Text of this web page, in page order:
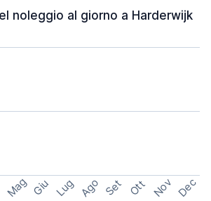
noleggio al giorno a Harderwijk
Mag Giu Lug Ago Set Ott Nov Dec